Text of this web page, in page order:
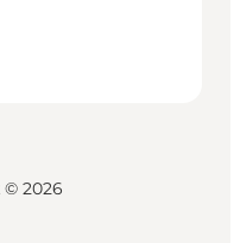
© 2026